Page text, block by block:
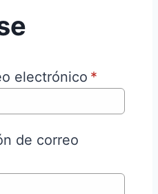
electrónico *
de correo